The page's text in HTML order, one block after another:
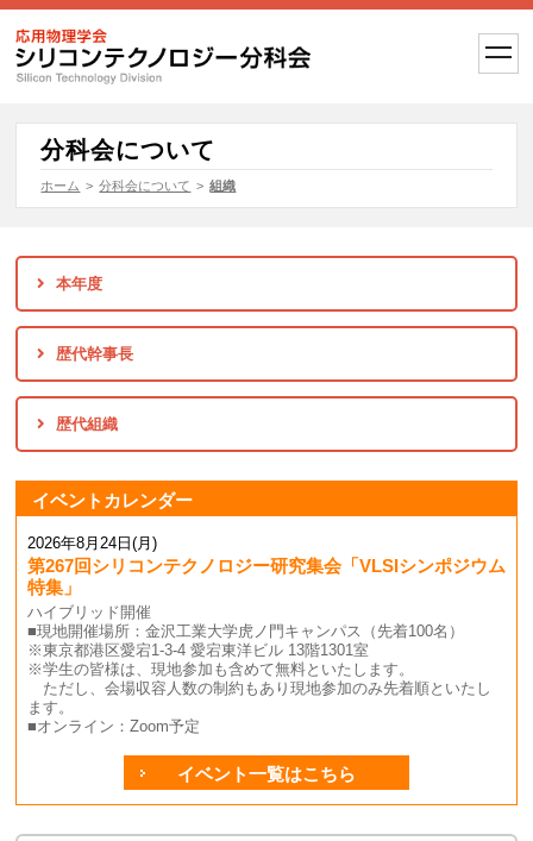
t
o
l
i
分科会について
ホーム > 分科会について > 組織
本年度
歴代幹事長
歴代組織
イベントカレンダー
2026年8月24日(月)
第267回シリコンテクノロジー研究集会「VLSIシンポジウム
特集」
ハイブリッド開催
■現地開催場所：金沢工業大学虎ノ門キャンパス（先着100名）
※東京都港区愛宕1-3-4 愛宕東洋ビル 13階1301室
※学生の皆様は、現地参加も含めて無料といたします。
ただし、会場収容人数の制約もあり現地参加のみ先着順といたし
ます。
■オンライン：Zoom予定
イベント一覧はこちら